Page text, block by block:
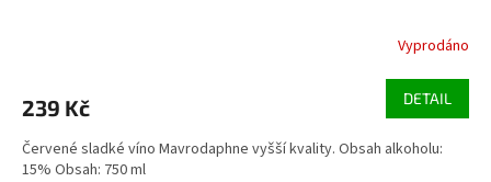
Vyprodáno
239 Kč DETAIL
Červené sladké víno Mavrodaphne vyšší kvality. Obsah alkoholu:
15% Obsah: 750 ml